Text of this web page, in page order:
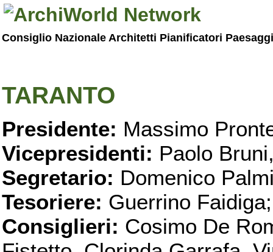
Consiglio Nazionale Architetti Pianificatori
TARANTO
Presidente: Massimo
Vicepresidenti: Paolo
Segretario: Domenico
Tesoriere: Guerrino Faidiga;
Consiglieri: Cosimo De